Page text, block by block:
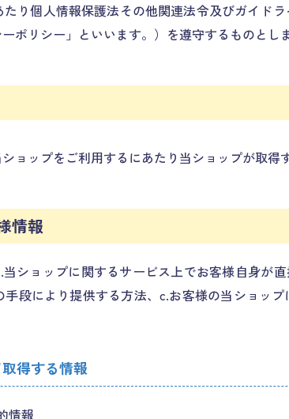
り個人情報保護法その他関連法令及びガイド
ポリシー」といいます。）を遵守するものとし
ョップをご利用するにあたり当ショップが取得
情報
ショップに関するサービス上でお客様自身が
段により提供する方法、c.お客様の当ショッ
得する情報
情報